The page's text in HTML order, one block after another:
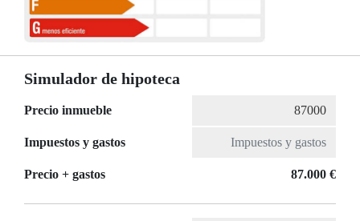
Simulador de hipoteca
Precio inmueble
Impuestos y gastos
Precio + gastos 87.000 €